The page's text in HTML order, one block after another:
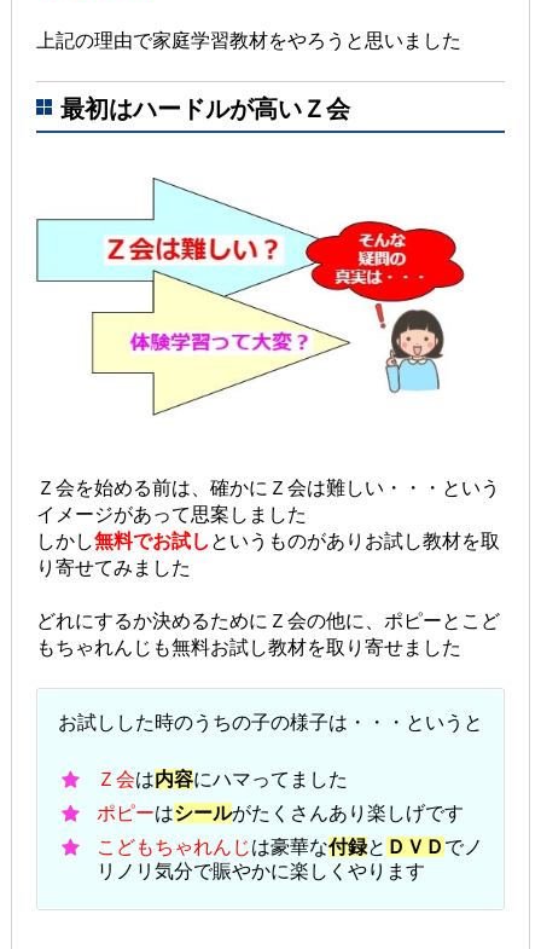
上記の理由で家庭学習教材をやろうと思いました
最初はハードルが高いＺ会
Ｚ会を始める前は、確かにＺ会は難しい・・・という
イメージがあって思案しました
しかし無料でお試し というものがありお試し教材を取
り寄せてみました
どれにするか決めるためにＺ会の他に、ポピーとこど
もちゃれんじも無料お試し教材を取り寄せました
お試しした時のうちの子の様子は・・・というと
Ｚ会は内容にハマってました
ポピーはシールがたくさんあり楽しげです
こどもちゃれんじは豪華な付録と ＤＶＤ でノ
リノリ気分で賑やかに楽しくやります